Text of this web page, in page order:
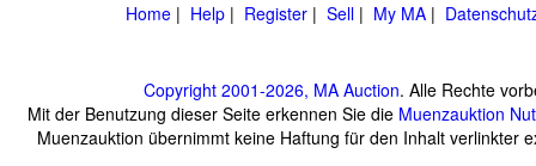
Home | Help | Register | Sell | My MA |
Copyright 2001-2026, MA Auction. Alle Rechte
Mit der Benutzung dieser Seite erkennen Sie die Muenzauktion
Muenzauktion übernimmt keine Haftung für den Inhalt verlinkter